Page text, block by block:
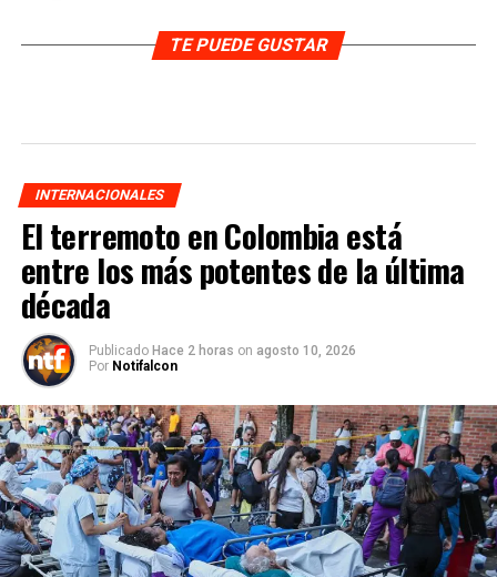
TE PUEDE GUSTAR
INTERNACIONALES
El terremoto en Colombia está
entre los más potentes de la última
década
Publicado Hace 2 horas on agosto 10, 2026
Por Notifalcon